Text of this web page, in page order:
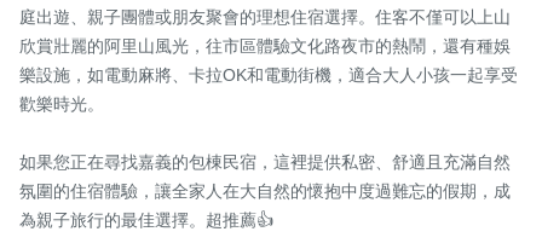
庭出遊、親子團體或朋友聚會的理想住宿選擇。住客不僅可以上山
欣賞壯麗的阿里山風光，往市區體驗文化路夜市的熱鬧，還有種娛
樂設施，如電動麻將、卡拉OK和電動街機，適合大人小孩一起享受
歡樂時光。
如果您正在尋找嘉義的包棟民宿，這裡提供私密、舒適且充滿自然
氛圍的住宿體驗，讓全家人在大自然的懷抱中度過難忘的假期，成
為親子旅行的最佳選擇。超推薦👍